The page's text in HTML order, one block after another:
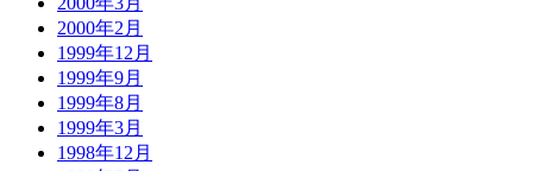
2000年2月
1999年12月
1999年9月
1999年8月
1999年3月
1998年12月